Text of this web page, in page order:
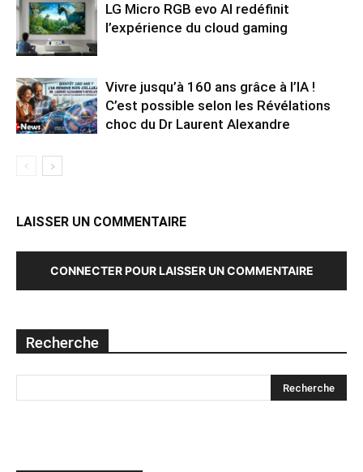
LG Micro RGB evo AI redéfinit
l’expérience du cloud gaming
Vivre jusqu’à 160 ans grâce à l’IA !
C’est possible selon les Révélations
choc du Dr Laurent Alexandre
LAISSER UN COMMENTAIRE
CONNECTER POUR LAISSER UN COMMENTAIRE
Recherche